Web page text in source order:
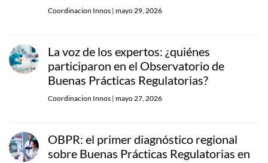
Coordinacion Innos | mayo 29, 2026
La voz de los expertos: ¿quiénes
participaron en el Observatorio de
Buenas Prácticas Regulatorias?
Coordinacion Innos | mayo 27, 2026
OBPR: el primer diagnóstico regional
sobre Buenas Prácticas Regulatorias en